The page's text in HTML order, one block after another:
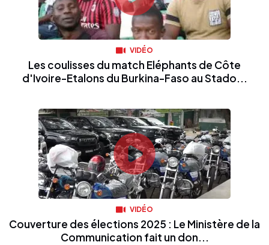
VIDÉO
Les coulisses du match Eléphants de Côte
d'Ivoire-Etalons du Burkina-Faso au Stado...
VIDÉO
Couverture des élections 2025 : Le Ministère de la
Communication fait un don...